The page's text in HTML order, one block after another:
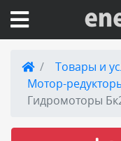
Вход на сайт
Поиск по
Публикации
Товары и
Мотор-
Гидромоторы